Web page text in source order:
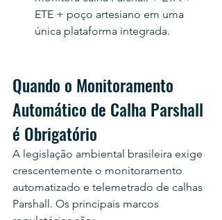
ETE + poço artesiano em uma
única plataforma integrada.
Quando o Monitoramento
Automático de Calha Parshall
é Obrigatório
A legislação ambiental brasileira exige
crescentemente o monitoramento
automatizado e telemetrado de calhas
Parshall. Os principais marcos